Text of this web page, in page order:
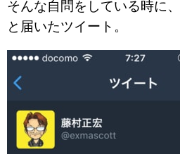
そんな自問をしている時に
と届いたツイート。